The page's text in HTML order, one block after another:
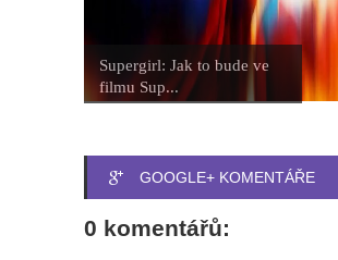
Supergirl: Jak to bude ve
filmu Sup...
GOOGLE+ KOMENTÁŘE
0 komentářů: